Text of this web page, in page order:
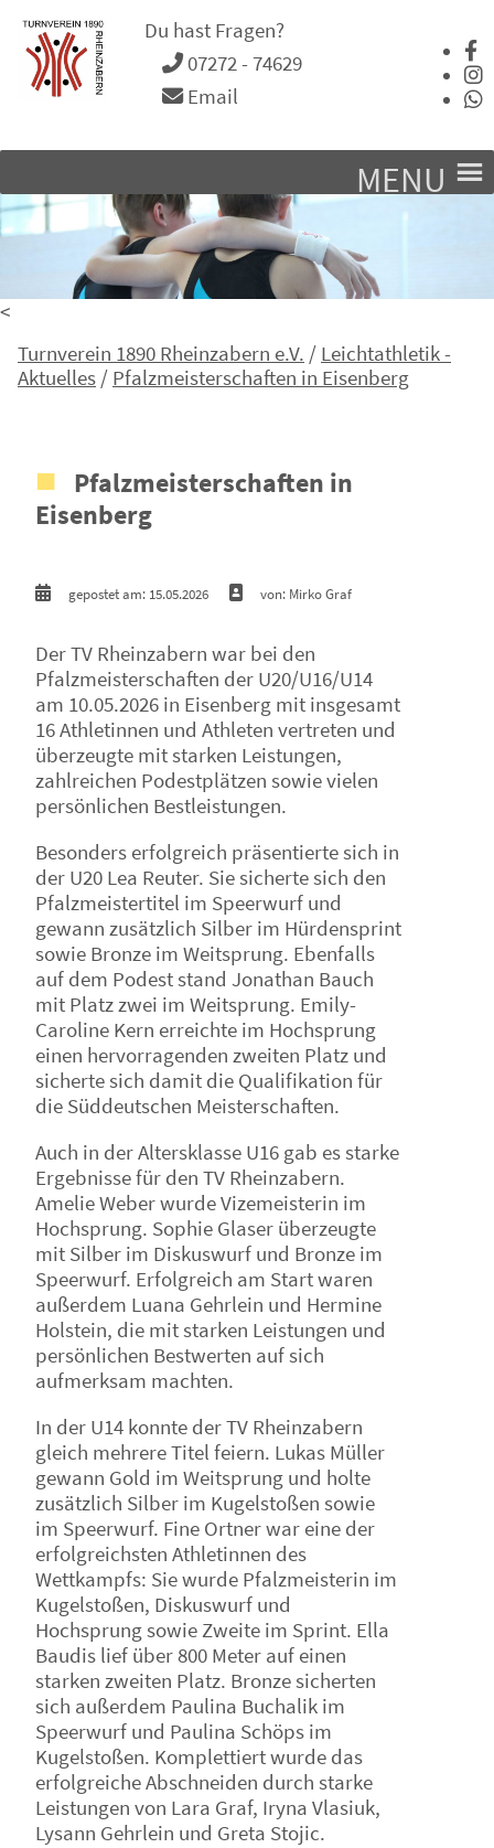
Du hast Fragen?
07272 - 74629
Email
MENU
<
Turnverein 1890 Rheinzabern e.V. / Leichtathletik -
Aktuelles / Pfalzmeisterschaften in Eisenberg
Pfalzmeisterschaften in
Eisenberg
gepostet am: 15.05.2026 von: Mirko Graf
Der TV Rheinzabern war bei den
Pfalzmeisterschaften der U20/U16/U14
am 10.05.2026 in Eisenberg mit insgesamt
16 Athletinnen und Athleten vertreten und
überzeugte mit starken Leistungen,
zahlreichen Podestplätzen sowie vielen
persönlichen Bestleistungen.
Besonders erfolgreich präsentierte sich in
der U20 Lea Reuter. Sie sicherte sich den
Pfalzmeistertitel im Speerwurf und
gewann zusätzlich Silber im Hürdensprint
sowie Bronze im Weitsprung. Ebenfalls
auf dem Podest stand Jonathan Bauch
mit Platz zwei im Weitsprung. Emily-
Caroline Kern erreichte im Hochsprung
einen hervorragenden zweiten Platz und
sicherte sich damit die Qualifikation für
die Süddeutschen Meisterschaften.
Auch in der Altersklasse U16 gab es starke
Ergebnisse für den TV Rheinzabern.
Amelie Weber wurde Vizemeisterin im
Hochsprung. Sophie Glaser überzeugte
mit Silber im Diskuswurf und Bronze im
Speerwurf. Erfolgreich am Start waren
außerdem Luana Gehrlein und Hermine
Holstein, die mit starken Leistungen und
persönlichen Bestwerten auf sich
aufmerksam machten.
In der U14 konnte der TV Rheinzabern
gleich mehrere Titel feiern. Lukas Müller
gewann Gold im Weitsprung und holte
zusätzlich Silber im Kugelstoßen sowie
im Speerwurf. Fine Ortner war eine der
erfolgreichsten Athletinnen des
Wettkampfs: Sie wurde Pfalzmeisterin im
Kugelstoßen, Diskuswurf und
Hochsprung sowie Zweite im Sprint. Ella
Baudis lief über 800 Meter auf einen
starken zweiten Platz. Bronze sicherten
sich außerdem Paulina Buchalik im
Speerwurf und Paulina Schöps im
Kugelstoßen. Komplettiert wurde das
erfolgreiche Abschneiden durch starke
Leistungen von Lara Graf, Iryna Vlasiuk,
Lysann Gehrlein und Greta Stojic.